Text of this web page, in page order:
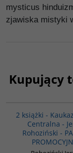
mysticus
zjawiska mistyki
Kupujący
2 książki -
Centralna -
Rohoziński -